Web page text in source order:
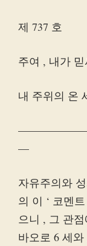
제 737 호
주여 , 내가
내 주위의 온
—
자유주의와
의 이 ‘ 코멘
으니 , 그 관
바오로 6 세와